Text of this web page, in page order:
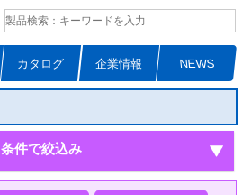
カタログ 企業情報 NEWS
条件で絞込み